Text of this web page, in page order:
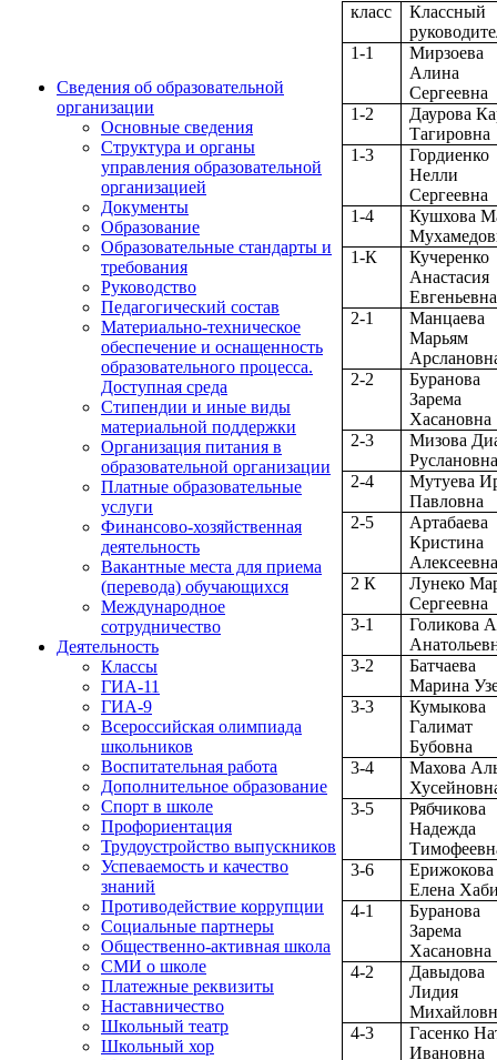
Сведения об образовательной
организации
Основные сведения
Структура и органы
управления образовательной
организацией
Документы
Образование
Образовательные стандарты и
требования
Руководство
Педагогический состав
Материально-техническое
обеспечение и оснащенность
образовательного процесса.
Доступная среда
Стипендии и иные виды
материальной поддержки
Организация питания в
образовательной организации
Платные образовательные
услуги
Финансово-хозяйственная
деятельность
Вакантные места для приема
(перевода) обучающихся
Международное
сотрудничество
Деятельность
Классы
ГИА-11
ГИА-9
Всероссийская олимпиада
школьников
Воспитательная работа
Дополнительное образование
Спорт в школе
Профориентация
Трудоустройство выпускников
Успеваемость и качество
знаний
Противодействие коррупции
Социальные партнеры
Общественно-активная школа
СМИ о школе
Платежные реквизиты
Наставничество
Школьный театр
Школьный хор
класс
Классный
1-1
Мирзоева
Алина
Сергеевна
1-2
Даурова
Тагировна
1-3
Гордиенко
Нелли
Сергеевна
1-4
Кушхова
1-К
Кучеренко
Анастасия
Евгеньевна
2-1
Манцаева
Марьям
2-2
Буранова
Зарема
Хасановна
2-3
Мизова
2-4
Мутуева
Павловна
2-5
Артабаева
Кристина
2 К
Лунеко
Сергеевна
3-1
Голикова
3-2
Батчаева
Марина
3-3
Кумыкова
Галимат
Бубовна
3-4
Махова
3-5
Рябчикова
Надежда
3-6
Ерижокова
Елена
4-1
Буранова
Зарема
Хасановна
4-2
Давыдова
Лидия
4-3
Гасенко
Ивановна